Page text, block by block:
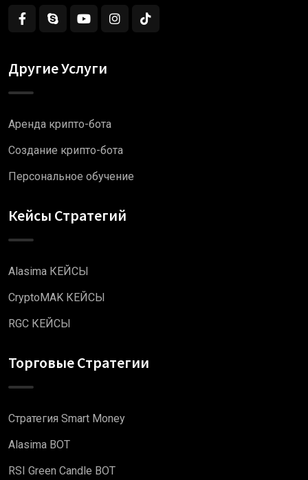
Другие Услуги
Аренда крипто-бота
Создание крипто-бота
Персональное обучение
Кейсы Стратегий
Alasima КЕЙСЫ
CryptoMAK КЕЙСЫ
RGC КЕЙСЫ
Торговые Стратегии
Стратегия Smart Money
Alasima BOT
RSI Green Candle BOT